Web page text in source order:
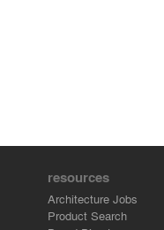
resources
Architecture Jobs
Product Search